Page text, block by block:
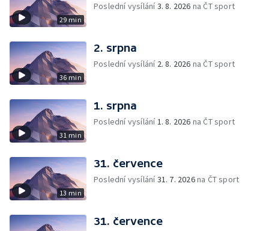
29 min
Poslední vysílání3. 8. 2026 na ČT sport
36 min
2. srpna
Poslední vysílání 2. 8. 2026 na ČT sport
31 min
1. srpna
Poslední vysílání1. 8. 2026 na ČT sport
13 min
31. července
Poslední vysílání31. 7. 2026na ČT sport
31. července